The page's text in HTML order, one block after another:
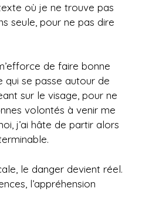
où je ne trouve pas
seule, pour ne pas dire
de faire bonne
qui se passe autour de
sur le visage, pour ne
volontés à venir me
j’ai hâte de partir alors
le danger devient réel.
l’appréhension